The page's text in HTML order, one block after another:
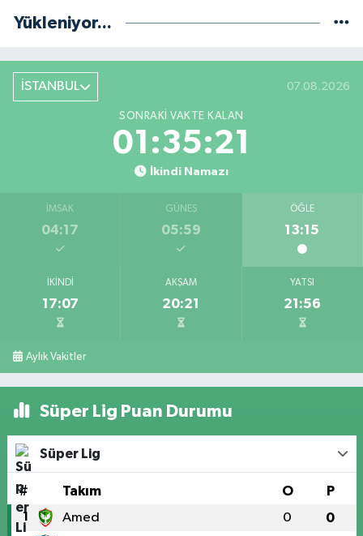
Yükleniyor...
İSTANBUL 07.08.2026
SONRAKI VAKTE KALAN
01:35:20
İkindi Namazı
İMSAK
04:17
GÜNEŞ
05:59
ÖĞLE
13:15
İKINDI
17:07
AKŞAM
20:21
YATSI
21:56
Aylık Vakitler
Süper Lig Puan Durumu
Süper Lig
# Takım O P
1 Amed 0 0